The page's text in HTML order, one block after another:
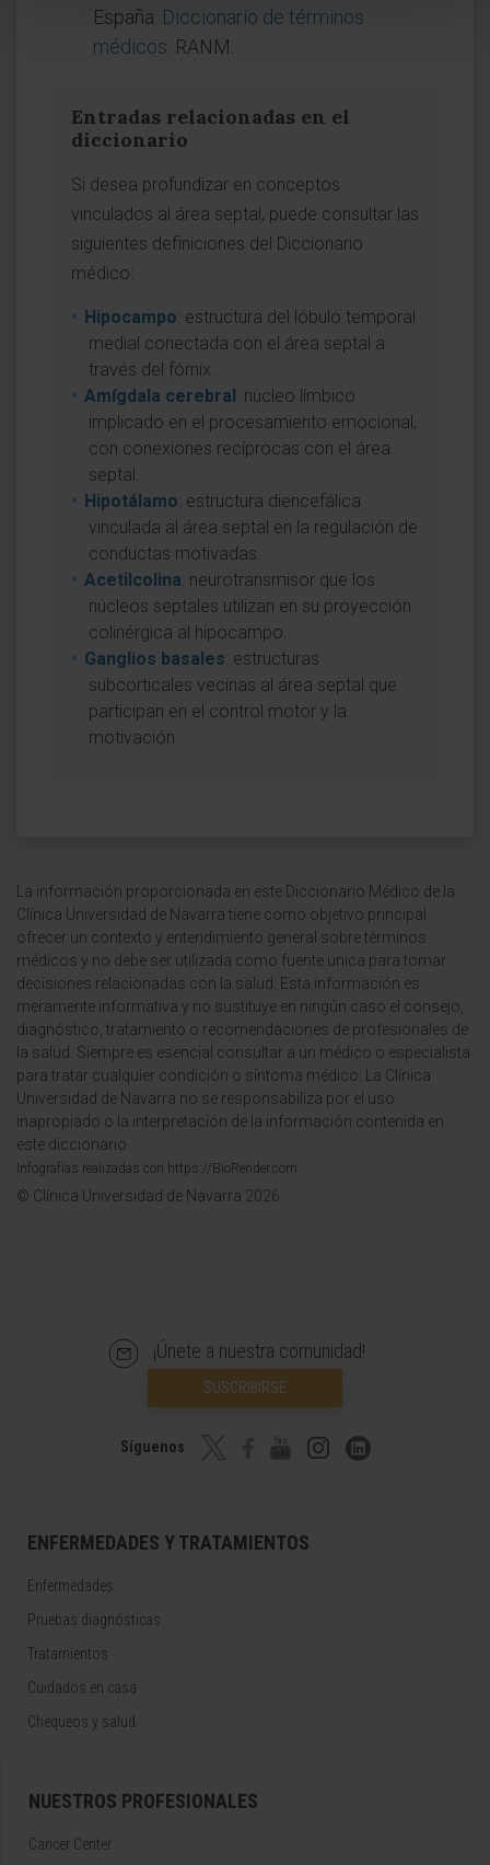
España. Diccionario de términos
médicos . RANM.
Entradas relacionadas en el
diccionario
Si desea profundizar en conceptos
vinculados al área septal, puede consultar las
siguientes definiciones del Diccionario
médico:
Hipocampo: estructura del lóbulo temporal
medial conectada con el área septal a
través del fórnix.
Amígdala cerebral: núcleo límbico
implicado en el procesamiento emocional,
con conexiones recíprocas con el área
septal.
Hipotálamo: estructura diencefálica
vinculada al área septal en la regulación de
conductas motivadas.
Acetilcolina: neurotransmisor que los
núcleos septales utilizan en su proyección
colinérgica al hipocampo.
Ganglios basales: estructuras
subcorticales vecinas al área septal que
participan en el control motor y la
motivación.
La información proporcionada en este Diccionario Médico de la
Clínica Universidad de Navarra tiene como objetivo principal
ofrecer un contexto y entendimiento general sobre términos
médicos y no debe ser utilizada como fuente única para tomar
decisiones relacionadas con la salud. Esta información es
meramente informativa y no sustituye en ningún caso el consejo,
diagnóstico, tratamiento o recomendaciones de profesionales de
la salud. Siempre es esencial consultar a un médico o especialista
para tratar cualquier condición o síntoma médico. La Clínica
Universidad de Navarra no se responsabiliza por el uso
inapropiado o la interpretación de la información contenida en
este diccionario.
Infografías realizadas con https://BioRender.com
© Clínica Universidad de Navarra 2026
¡Únete a nuestra comunidad!
SUSCRIBIRSE
Síguenos
ENFERMEDADES Y TRATAMIENTOS
Enfermedades
Pruebas diagnósticas
Tratamientos
Cuidados en casa
Chequeos y salud
NUESTROS PROFESIONALES
Cancer Center